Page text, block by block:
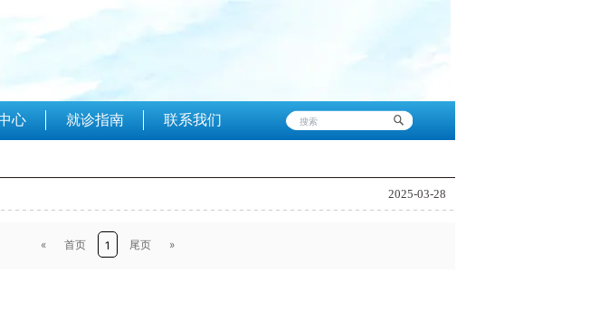
心 就诊指南 联系我们
2025-03-28
« 首页 1 尾页 »